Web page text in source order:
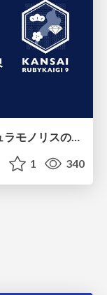
torikago - Ruby::Boxで照らすモジュラモノリスの実行境界
1 340